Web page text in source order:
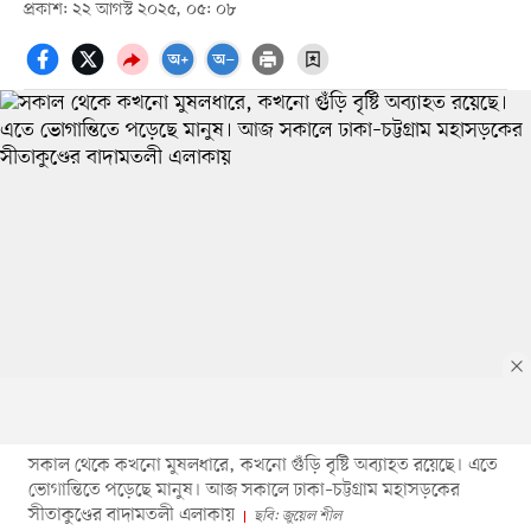
প্রকাশ: ২২ আগস্ট ২০২৫, ০৫: ০৮
সকাল থেকে কখনো মুষলধারে, কখনো গুঁড়ি বৃষ্টি অব্যাহত রয়েছে। এতে
ভোগান্তিতে পড়েছে মানুষ। আজ সকালে ঢাকা–চট্টগ্রাম মহাসড়কের
সীতাকুণ্ডের বাদামতলী এলাকায়
ছবি: জুয়েল শীল